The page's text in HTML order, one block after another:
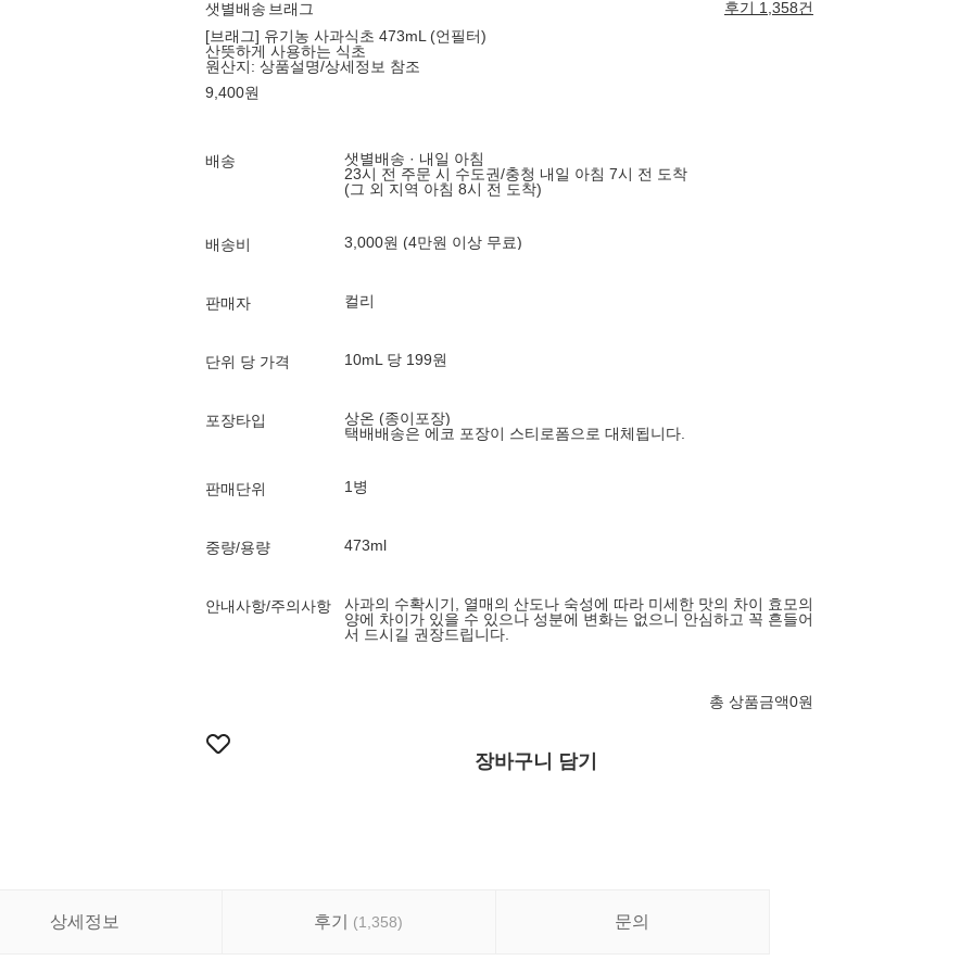
샛별배송 브래그
후기 1,358건
[브래그] 유기농 사과식초 473mL (언필터)
산뜻하게 사용하는 식초
원산지: 상품설명/상세정보 참조
9,400원
배송
샛별배송 · 내일 아침
23시 전 주문 시 수도권/충청 내일 아침 7시 전 도착
(그 외 지역 아침 8시 전 도착)
배송비 3,000원 (4만원 이상 무료)
판매자 컬리
단위 당 가격 10mL 당 199원
포장타입
상온 (종이포장)
택배배송은 에코 포장이 스티로폼으로 대체됩니다.
판매단위 1병
중량/용량 473ml
안내사항/주의사항
사과의 수확시기, 열매의 산도나 숙성에 따라 미세한 맛의 차이 효모의
양에 차이가 있을 수 있으나 성분에 변화는 없으니 안심하고 꼭 흔들어
서 드시길 권장드립니다.
총 상품금액0원
장바구니 담기
상세정보 후기 (1,358) 문의